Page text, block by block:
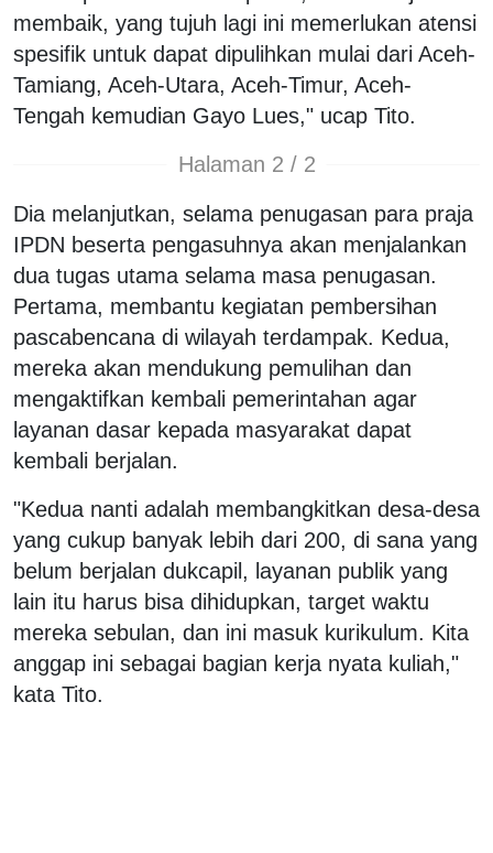
membaik, yang tujuh lagi ini memerlukan atensi
spesifik untuk dapat dipulihkan mulai dari Aceh-
Tamiang, Aceh-Utara, Aceh-Timur, Aceh-
Tengah kemudian Gayo Lues," ucap Tito.
Halaman 2 / 2
Dia melanjutkan, selama penugasan para praja
IPDN beserta pengasuhnya akan menjalankan
dua tugas utama selama masa penugasan.
Pertama, membantu kegiatan pembersihan
pascabencana di wilayah terdampak. Kedua,
mereka akan mendukung pemulihan dan
mengaktifkan kembali pemerintahan agar
layanan dasar kepada masyarakat dapat
kembali berjalan.
"Kedua nanti adalah membangkitkan desa-desa
yang cukup banyak lebih dari 200, di sana yang
belum berjalan dukcapil, layanan publik yang
lain itu harus bisa dihidupkan, target waktu
mereka sebulan, dan ini masuk kurikulum. Kita
anggap ini sebagai bagian kerja nyata kuliah,"
kata Tito.